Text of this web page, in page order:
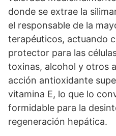
donde se extrae la
el responsable de la
terapéuticos, actuando
protector para las
toxinas, alcohol y otros
acción antioxidante
vitamina E, lo que lo
formidable para la
regeneración hepática.